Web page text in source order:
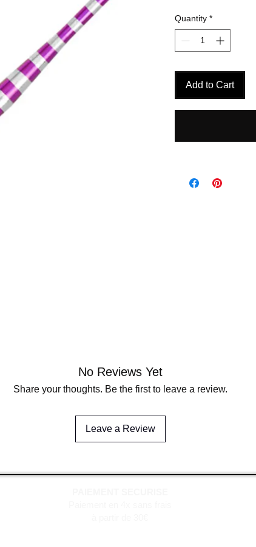
Quantity *
Add to Cart
No Reviews Yet
Share your thoughts. Be the first to leave a review.
Leave a Review